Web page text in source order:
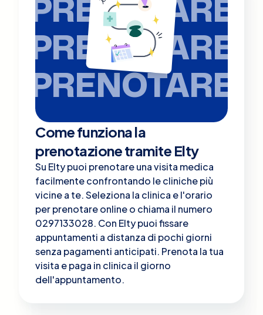
PRENOTARE
PRENOTARE
Come funziona la
prenotazione tramite Elty
Su Elty puoi prenotare una visita medica
facilmente confrontando le cliniche più
vicine a te. Seleziona la clinica e l'orario
per prenotare online o chiama il numero
0297133028. Con Elty puoi fissare
appuntamenti a distanza di pochi giorni
senza pagamenti anticipati. Prenota la tua
visita e paga in clinica il giorno
dell'appuntamento.